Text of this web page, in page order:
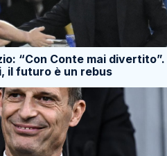
“Con Conte mai divertito”.
il futuro è un rebus